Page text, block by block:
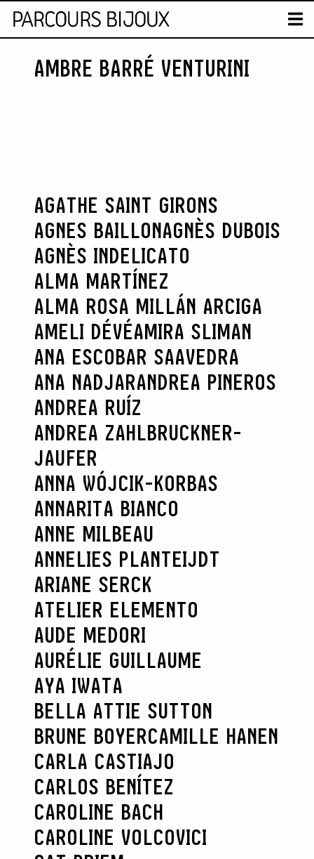
Skip to content
CARTEAMBRE BARRÉ VENTURINI
AGATHE SAINT GIRONS
AGNES BAILLONAGNÈS DUBOIS
AGNÈS INDELICATO
ALMA MARTÍNEZ
ALMA ROSA MILLÁN ARCIGA
AMELI DÉVÉAMIRA SLIMAN
ANA ESCOBAR SAAVEDRA
ANA NADJARANDREA PINEROS
ANDREA RUÍZ
ANDREA ZAHLBRUCKNER-
JAUFER
ANNA WÓJCIK-KORBAS
ANNARITA BIANCO
ANNE MILBEAU
ANNELIES PLANTEIJDT
ARIANE SERCK
ATELIER ELEMENTO
AUDE MEDORI
AURÉLIE GUILLAUME
AYA IWATA
BELLA ATTIE SUTTON
BRUNE BOYERCAMILLE HANEN
CARLA CASTIAJO
CARLOS BENÍTEZ
CAROLINE BACH
CAROLINE VOLCOVICI